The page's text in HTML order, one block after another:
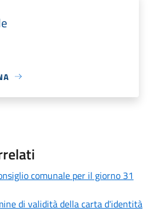
comunale per il giorno 31
di validità della carta d'identità